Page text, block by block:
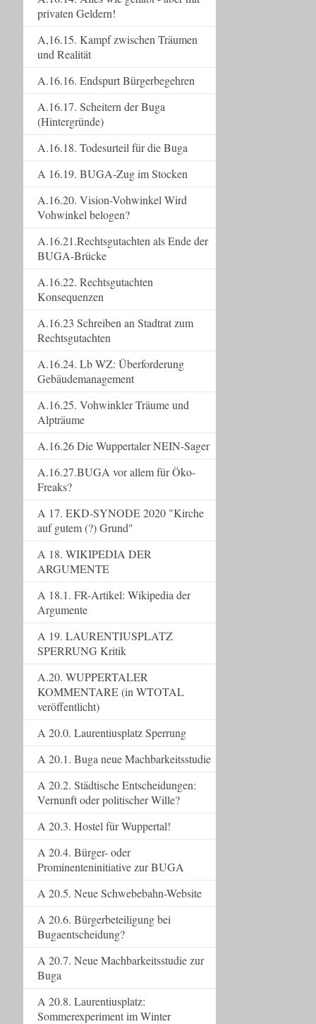
privaten Geldern!
A,16.15. Kampf zwischen Träumen
und Realität
A.16.16. Endspurt Bürgerbegehren
A.16.17. Scheitern der Buga
(Hintergründe)
A.16.18. Todesurteil für die Buga
A 16.19. BUGA-Zug im Stocken
A.16.20. Vision-Vohwinkel Wird
Vohwinkel belogen?
A.16.21.Rechtsgutachten als Ende der
BUGA-Brücke
A.16.22. Rechtsgutachten
Konsequenzen
A.16.23 Schreiben an Stadtrat zum
Rechtsgutachten
A.16.24. Lb WZ: Überforderung
Gebäudemanagement
A.16.25. Vohwinkler Träume und
Alpträume
A.16.26 Die Wuppertaler NEIN-Sager
A.16.27.BUGA vor allem für Öko-
Freaks?
A 17. EKD-SYNODE 2020 "Kirche
auf gutem (?) Grund"
A 18. WIKIPEDIA DER
ARGUMENTE
A 18.1. FR-Artikel: Wikipedia der
Argumente
A 19. LAURENTIUSPLATZ
SPERRUNG Kritik
A.20. WUPPERTALER
KOMMENTARE (in WTOTAL
veröffentlicht)
A 20.0. Laurentiusplatz Sperrung
A 20.1. Buga neue Machbarkeitsstudie
A 20.2. Städtische Entscheidungen:
Vernunft oder politischer Wille?
A 20.3. Hostel für Wuppertal!
A 20.4. Bürger- oder
Prominenteninitiative zur BUGA
A 20.5. Neue Schwebebahn-Website
A 20.6. Bürgerbeteiligung bei
Bugaentscheidung?
A 20.7. Neue Machbarkeitsstudie zur
Buga
A 20.8. Laurentiusplatz:
Sommerexperiment im Winter